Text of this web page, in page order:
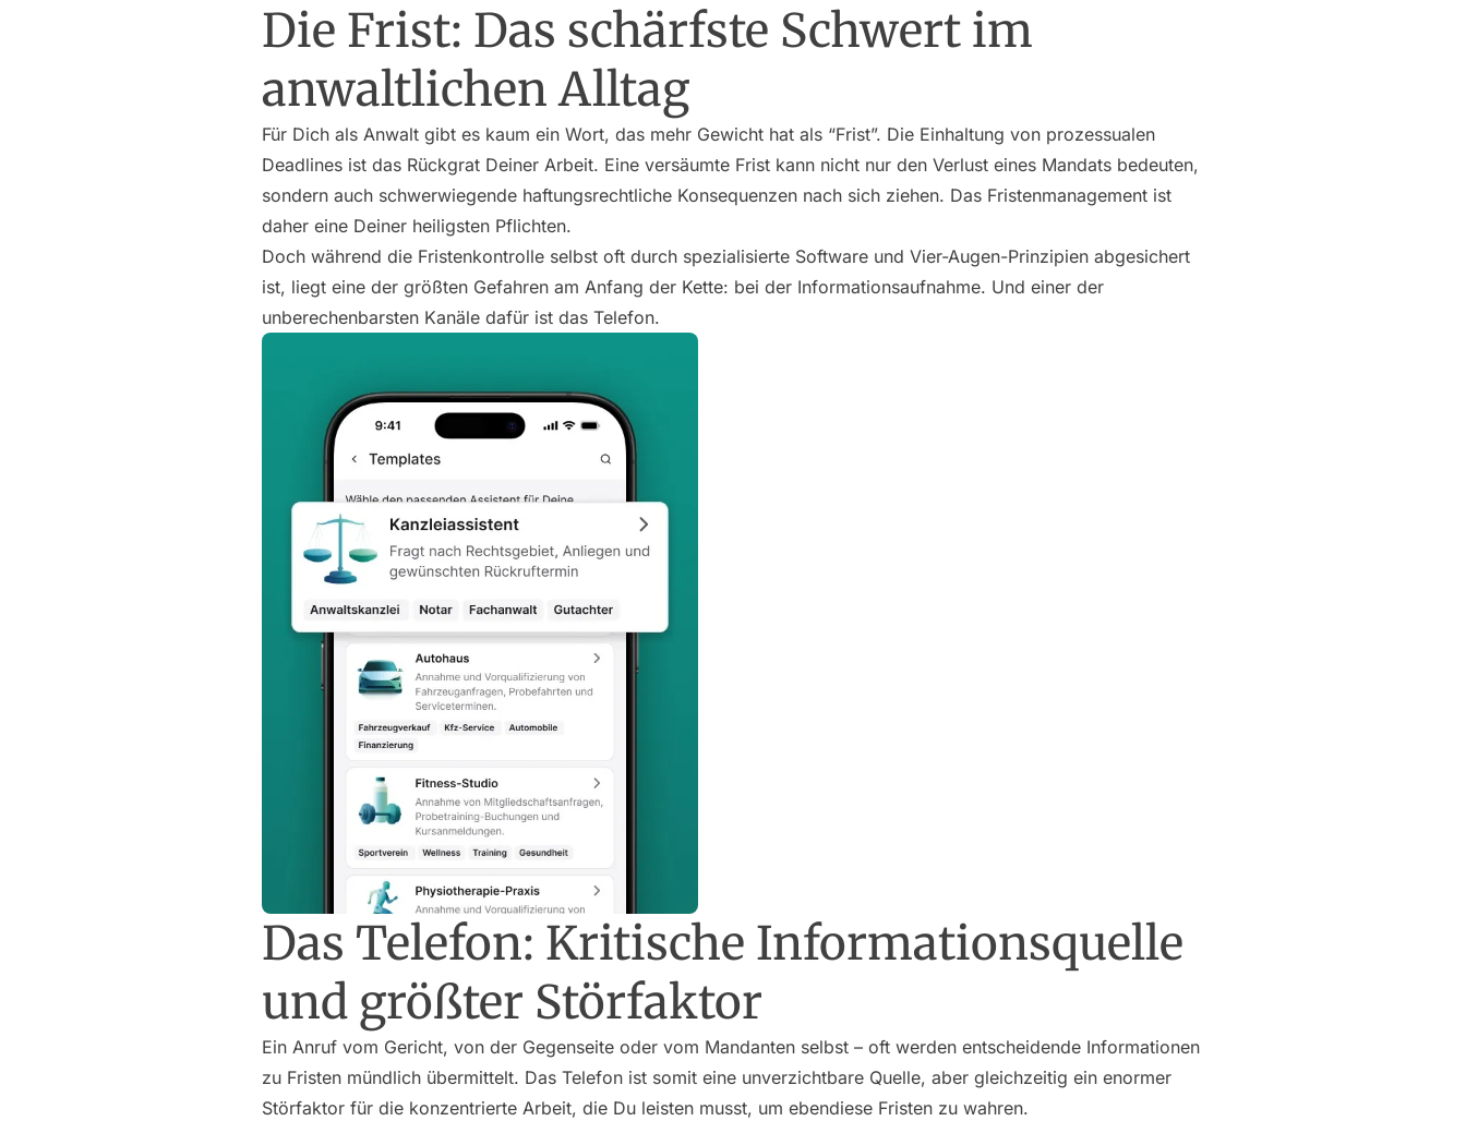
Die Frist: Das schärfste Schwert im
anwaltlichen Alltag
Für Dich als Anwalt gibt es kaum ein Wort, das mehr Gewicht hat als “Frist”. Die Einhaltung von prozessualen
Deadlines ist das Rückgrat Deiner Arbeit. Eine versäumte Frist kann nicht nur den Verlust eines Mandats bedeuten,
sondern auch schwerwiegende haftungsrechtliche Konsequenzen nach sich ziehen. Das Fristenmanagement ist
daher eine Deiner heiligsten Pflichten.
Doch während die Fristenkontrolle selbst oft durch spezialisierte Software und Vier-Augen-Prinzipien abgesichert
ist, liegt eine der größten Gefahren am Anfang der Kette: bei der Informationsaufnahme. Und einer der
unberechenbarsten Kanäle dafür ist das Telefon.
Das Telefon: Kritische Informationsquelle
und größter Störfaktor
Ein Anruf vom Gericht, von der Gegenseite oder vom Mandanten selbst – oft werden entscheidende Informationen
zu Fristen mündlich übermittelt. Das Telefon ist somit eine unverzichtbare Quelle, aber gleichzeitig ein enormer
Störfaktor für die konzentrierte Arbeit, die Du leisten musst, um ebendiese Fristen zu wahren.